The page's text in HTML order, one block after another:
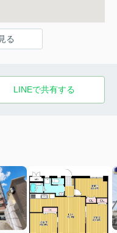
る
LINEで共有する